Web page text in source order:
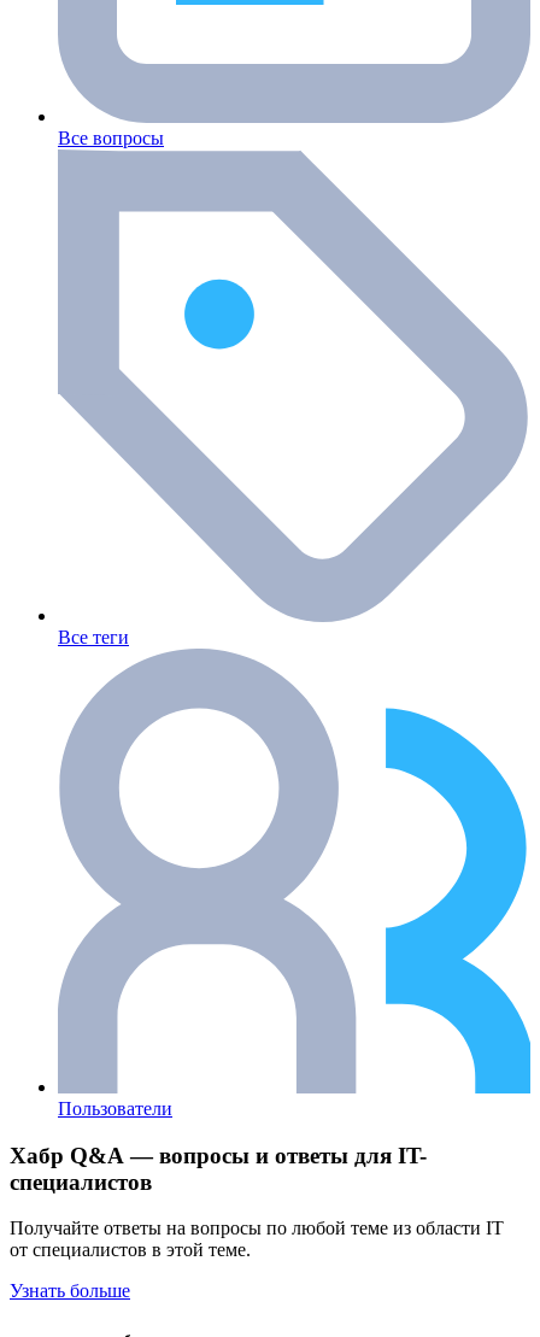
Все вопросы
Все теги
Пользователи
Хабр Q&A — вопросы и ответы для IT-
специалистов
Получайте ответы на вопросы по любой теме из области IT
от специалистов в этой теме.
Узнать больше